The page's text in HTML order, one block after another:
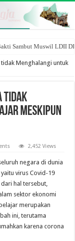
Sambut Muswil LDII
Menghalangi untuk
tidak
Meskipun
2,452 Views
negara di dunia
virus Covid-19
hal tersebut,
sektor ekonomi
merupakan
ini, terutama
karena corona